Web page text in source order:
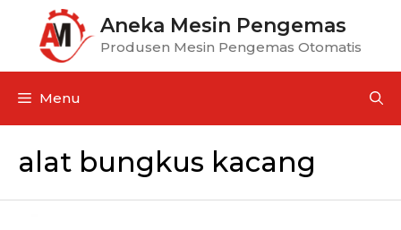
Aneka Mesin Pengemas
Produsen Mesin Pengemas Otomatis
Menu
alat bungkus kacang